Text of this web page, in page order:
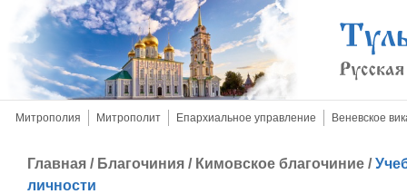
Митрополия Митрополит Епархиальное управление Веневское
Главная / Благочиния / Кимовское благочиние /
личности